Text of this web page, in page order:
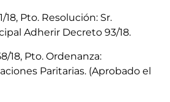
18, Pto. Resolución: Sr.
Adherir Decreto 93/18.
18, Pto. Ordenanza:
Paritarias. (Aprobado el